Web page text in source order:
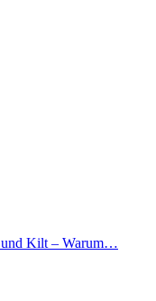
und Kilt – Warum…